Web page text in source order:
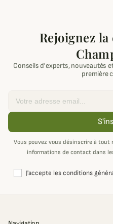
Rejoignez
Conseils d'experts, nouveautés
première
Vous pouvez vous désinscrire à tout
informations de contact dans
J'accepte les conditions